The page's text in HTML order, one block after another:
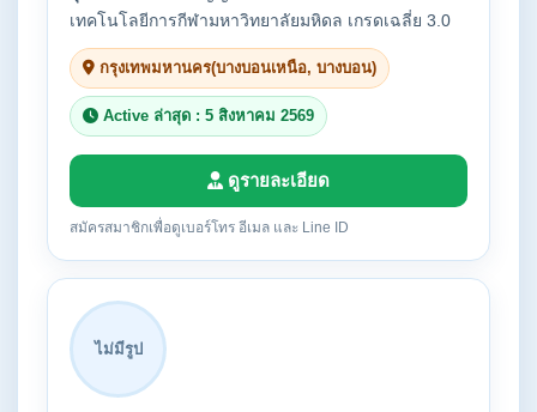
เทคโนโลยีการกีฬามหาวิทยาลัยมหิดล เกรดเฉลี่ย 3.0
กรุงเทพมหานคร(บางบอนเหนือ, บางบอน)
Active ล่าสุด : 5 สิงหาคม 2569
ดูรายละเอียด
สมัครสมาชิกเพื่อดูเบอร์โทร อีเมล และ Line ID
ไม่มีรูป